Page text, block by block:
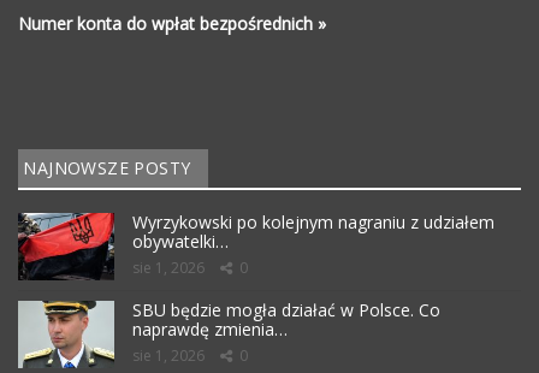
Numer konta do wpłat bezpośrednich »
NAJNOWSZE POSTY
Wyrzykowski po kolejnym nagraniu z udziałem
obywatelki…
sie 1, 2026 0
SBU będzie mogła działać w Polsce. Co
naprawdę zmienia…
sie 1, 2026 0